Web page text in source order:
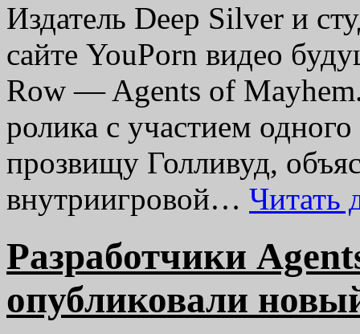
Издатель Deep Silver и
сайте YouPorn видео
Row — Agents of
ролика с участием
прозвищу Голливуд,
внутриигровой… Читать
Разработчики
опубликовали